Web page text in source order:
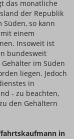
das monatliche
der Republik
so kann
einem
Insoweit ist
bundesweit
im Süden
liegen. Jedoch
in
- zu beachten,
den Gehältern
in